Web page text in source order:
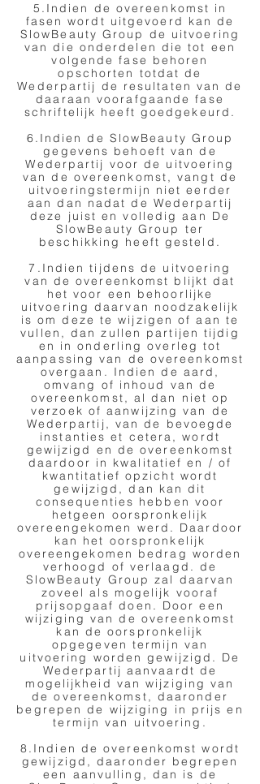
5.Indien de overeenkomst in
fasen wordt uitgevoerd kan de
SlowBeauty Group de uitvoering
van die onderdelen die tot een
volgende fase behoren
opschorten totdat de
Wederpartij de resultaten van de
daaraan voorafgaande fase
schriftelijk heeft goedgekeurd.
6.Indien de SlowBeauty Group
gegevens behoeft van de
Wederpartij voor de uitvoering
van de overeenkomst, vangt de
uitvoeringstermijn niet eerder
aan dan nadat de Wederpartij
deze juist en volledig aan De
SlowBeauty Group ter
beschikking heeft gesteld.
7.Indien tijdens de uitvoering
van de overeenkomst blijkt dat
het voor een behoorlijke
uitvoering daarvan noodzakelijk
is om deze te wijzigen of aan te
vullen, dan zullen partijen tijdig
en in onderling overleg tot
aanpassing van de overeenkomst
overgaan. Indien de aard,
omvang of inhoud van de
overeenkomst, al dan niet op
verzoek of aanwijzing van de
Wederpartij, van de bevoegde
instanties et cetera, wordt
gewijzigd en de overeenkomst
daardoor in kwalitatief en / of
kwantitatief opzicht wordt
gewijzigd, dan kan dit
consequenties hebben voor
hetgeen oorspronkelijk
overeengekomen werd. Daardoor
kan het oorspronkelijk
overeengekomen bedrag worden
verhoogd of verlaagd. de
SlowBeauty Group zal daarvan
zoveel als mogelijk vooraf
prijsopgaaf doen. Door een
wijziging van de overeenkomst
kan de oorspronkelijk
opgegeven termijn van
uitvoering worden gewijzigd. De
Wederpartij aanvaardt de
mogelijkheid van wijziging van
de overeenkomst, daaronder
begrepen de wijziging in prijs en
termijn van uitvoering.
8.Indien de overeenkomst wordt
gewijzigd, daaronder begrepen
een aanvulling, dan is de